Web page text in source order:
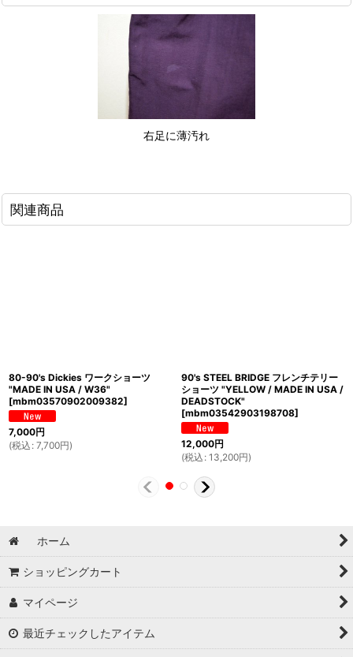
右足に薄汚れ
関連商品
80-90's Dickies ワークショーツ
"MADE IN USA / W36"
[mbm03570902009382]
7,000円
(税込 : 7,700円)
90's STEEL BRIDGE フレンチテリー
ショーツ "YELLOW / MADE IN USA /
DEADSTOCK"
[mbm03542903198708]
12,000円
(税込 : 13,200円)
ホーム
ショッピングカート
マイページ
最近チェックしたアイテム